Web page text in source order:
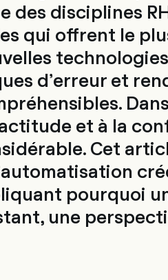
des disciplines
qui offrent le
d’erreur et
et à la
Cet
pourquoi
une